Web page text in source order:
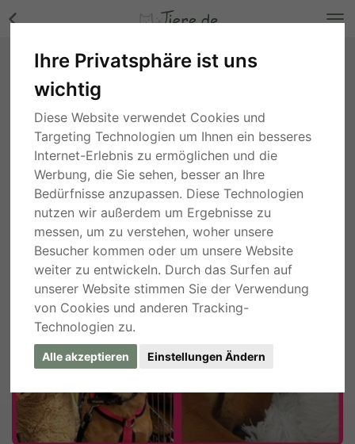
Ihre Privatsphäre ist uns
wichtig
Diese Website verwendet Cookies und
Targeting Technologien um Ihnen ein besseres
Internet-Erlebnis zu ermöglichen und die
Werbung, die Sie sehen, besser an Ihre
Bedürfnisse anzupassen. Diese Technologien
nutzen wir außerdem um Ergebnisse zu
messen, um zu verstehen, woher unsere
Besucher kommen oder um unsere Website
weiter zu entwickeln. Durch das Surfen auf
unserer Website stimmen Sie der Verwendung
von Cookies und anderen Tracking-
Technologien zu.
Alle akzeptieren Einstellungen Ändern
Faye, Windhund Mischling - Hündin Bilder
Nordrhein-Westfalen